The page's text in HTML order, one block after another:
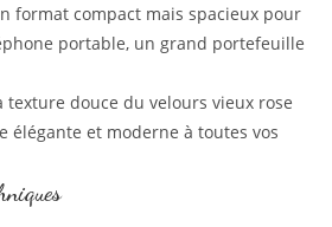
format compact mais spacieux pour
portable, un grand portefeuille
texture douce du velours vieux rose
élégante et moderne à toutes vos